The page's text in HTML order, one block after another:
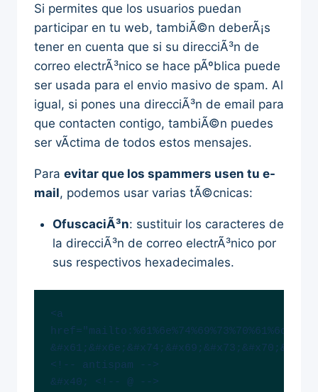
Si permites que los usuarios puedan
participar en tu web, tambiÃ©n deberÃ¡s
tener en cuenta que si su direcciÃ³n de
correo electrÃ³nico se hace pÃºblica puede
ser usada para el envio masivo de spam. Al
igual, si pones una direcciÃ³n de email para
que contacten contigo, tambiÃ©n puedes
ser vÃ­ctima de todos estos mensajes.
Para evitar que los spammers usen tu e-
mail, podemos usar varias tÃ©cnicas:
OfuscaciÃ³n: sustituir los caracteres de
la direcciÃ³n de correo electrÃ³nico por
sus respectivos hexadecimales.
<a
<!-- antispam -->
&#x40; <!-- @ -->